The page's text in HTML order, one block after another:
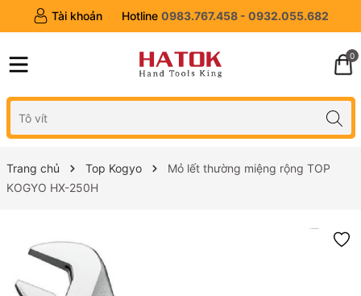
Tài khoản Hotline 0983.767.458 - 0932.055.682
0
Trang chủ Top Kogyo
Mỏ lết thường miệng rộng TOP
KOGYO HX-250H